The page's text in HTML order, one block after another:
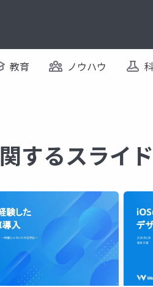
教育 ノウハウ
するスライド